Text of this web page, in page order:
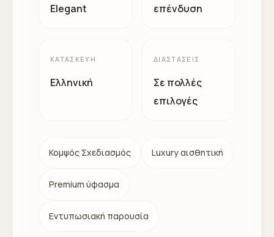
Elegant
επένδυση
ΚΑΤΑΣΚΕΥΉ
Ελληνική
ΔΙΑΣΤΆΣΕΙΣ
Σε πολλές
επιλογές
Κομψός Σχεδιασμός Luxury αισθητική
Premium ύφασμα
Εντυπωσιακή παρουσία